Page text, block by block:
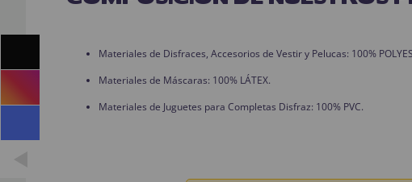
Materiales de Disfraces, Accesorios de Vestir y Pelucas: 100%
Materiales de Máscaras: 100% LÁTEX.
Materiales de Juguetes para Completas Disfraz: 100% PVC.